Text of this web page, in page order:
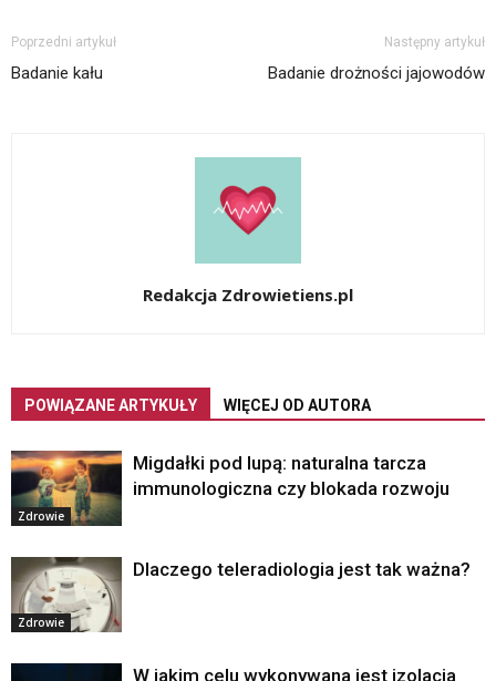
Poprzedni artykuł
Badanie kału
Następny artykuł
Badanie drożności jajowodów
Redakcja Zdrowietiens.pl
POWIĄZANE ARTYKUŁY WIĘCEJ OD AUTORA
Zdrowie
Migdałki pod lupą: naturalna tarcza
immunologiczna czy blokada rozwoju
Zdrowie
Dlaczego teleradiologia jest tak ważna?
W jakim celu wykonywana jest izolacja